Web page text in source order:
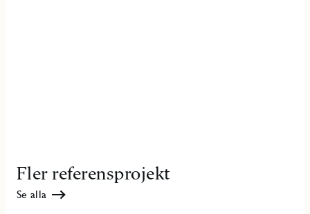
Fler referensprojekt
Se alla